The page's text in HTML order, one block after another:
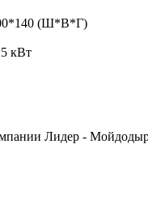
(Ш*В*Г)
кВт